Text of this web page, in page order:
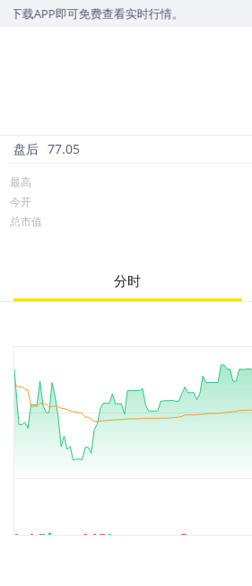
可免费查看实时行情。
盘后 77.05
最高
今开
总市值
股息
分时